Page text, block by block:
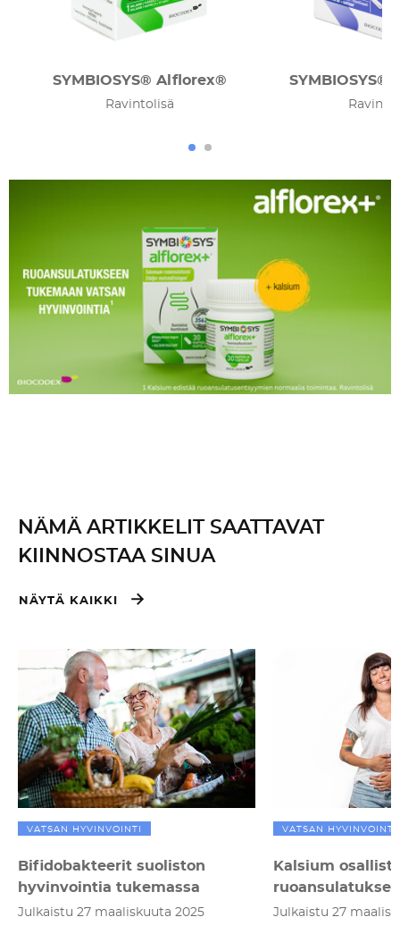
SYMBIOSYS® Alflorex®
Ravintolisä
SYMBIOSYS®
NÄMÄ ARTIKKELIT SAATTAVAT
KIINNOSTAA SINUA
NÄYTÄ KAIKKI
VATSAN HYVINVOINTI
Bifidobakteerit suoliston
hyvinvointia tukemassa
Julkaistu 27 maaliskuuta 2025
VATSAN HYVINVOINTI
Kalsium
Julkaistu 27